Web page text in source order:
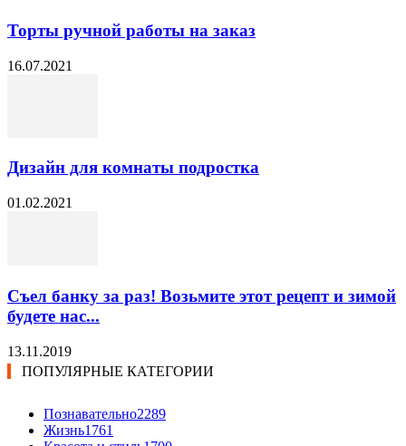
Торты ручной работы на заказ
16.07.2021
Дизайн для комнаты подростка
01.02.2021
Съел банку за раз! Возьмите этот рецепт и зимой
будете нас...
13.11.2019
ПОПУЛЯРНЫЕ КАТЕГОРИИ
Познавательно2289
Жизнь1761